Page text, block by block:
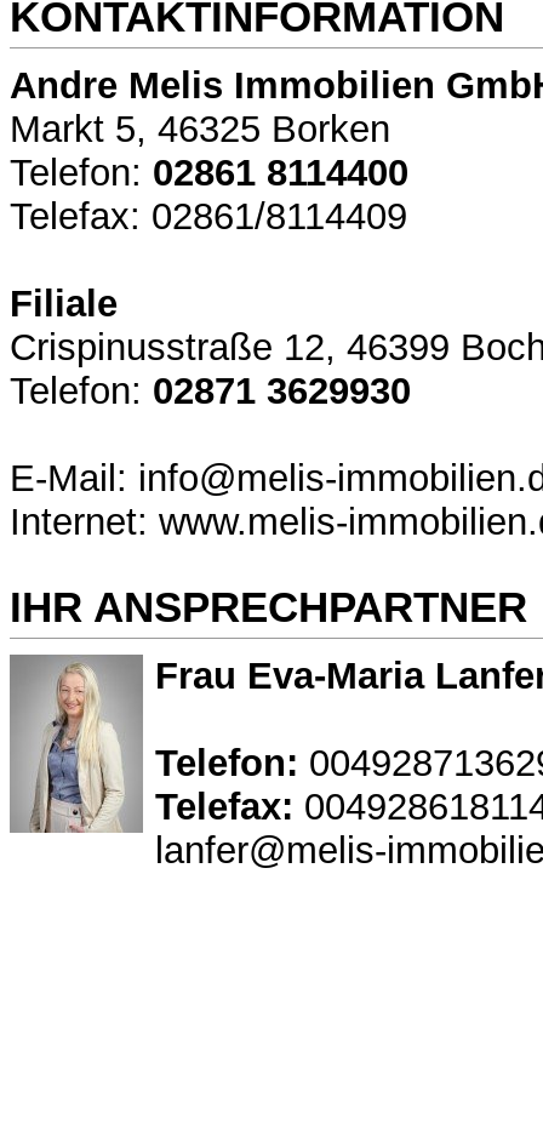
KONTAKTINFORMATION
Andre Melis Immobilien
Markt 5, 46325 Borken
Telefon: 02861 8114400
Telefax: 02861/8114409
Filiale
Crispinusstraße 12, 46399
Telefon: 02871 3629930
E-Mail: info@melis-
Internet: www.melis-
IHR ANSPRECHPARTNER
Frau Eva-Maria
Telefon:
Telefax:
lanfer@melis-